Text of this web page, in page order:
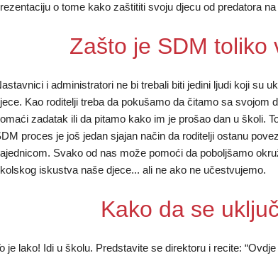
o tome kako zaštititi svoju djecu od predatora na
Zašto je SDM toliko
i administratori ne bi trebali biti jedini ljudi koji su
Kao roditelji treba da pokušamo da čitamo sa svojom
zadatak ili da pitamo kako im je prošao dan u školi.
proces je još jedan sjajan način da roditelji ostanu
Svako od nas može pomoći da poboljšamo
iskustva naše djece... ali ne ako ne učestvujemo.
Kako da se
je lako! Idi u školu. Predstavite se direktoru i recite: